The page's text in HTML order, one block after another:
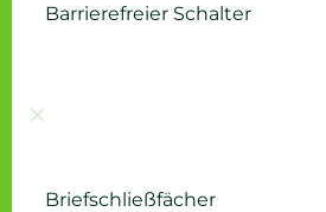
Barrierefreier Schalter
Briefschließfächer